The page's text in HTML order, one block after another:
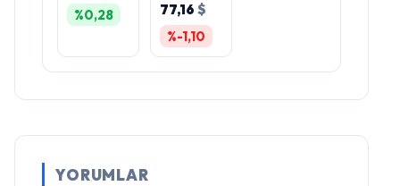
%0,28
77,16$
%-1,10
YORUMLAR